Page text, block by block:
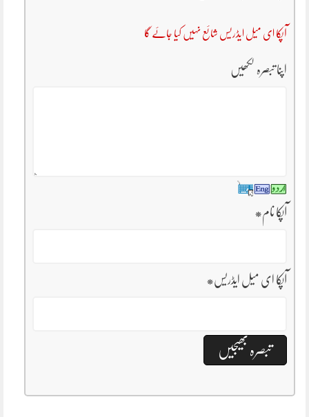
آپکا ای میل ایڈریس شائع نہیں کیا جائے گا
اپنا تبصرہ لکھیں
آپکا نام*
آپکا ای میل ایڈریس*